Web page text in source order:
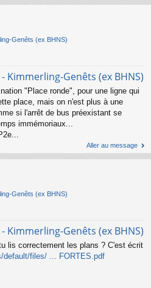
Genêts (ex BHNS)
Kimmerling-Genêts (ex BHNS)
"Place ronde", pour une ligne qui
place, mais on n'est plus à une
si l'arrêt de bus préexistant se
immémoriaux...
Aller au message
Genêts (ex BHNS)
Kimmerling-Genêts (ex BHNS)
lis correctement les plans ? C'est écrit
default/files/ ... FORTES.pdf